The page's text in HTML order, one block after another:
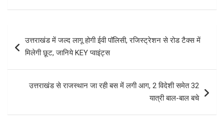
ce
o
k
tt
er
at
A
p
er
es
t
ar
e
navigation
उत्तराखंड में जल्द लागू होगी ईवी पॉलिसी, रजिस्ट्रेशन से रोड टैक्स में
मिलेगी छूट, जानिये KEY प्वाइंट्स
उत्तराखंड से राजस्थान जा रही बस में लगी आग, 2 विदेशी समेत 32
यात्री बाल-बाल बचे